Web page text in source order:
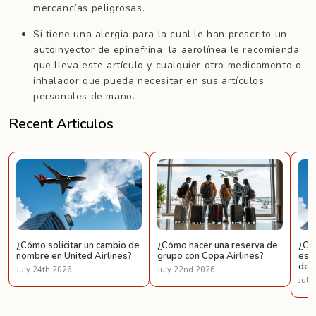
mercancías peligrosas.
Si tiene una alergia para la cual le han prescrito un
autoinyector de epinefrina, la aerolínea le recomienda
que lleva este artículo y cualquier otro medicamento o
inhalador que pueda necesitar en sus artículos
personales de mano.
Recent Articulos
¿Cómo solicitar un cambio de
nombre en United Airlines?
July 24th 2026
¿Cómo hacer una reserva de
grupo con Copa Airlines?
July 22nd 2026
de
July